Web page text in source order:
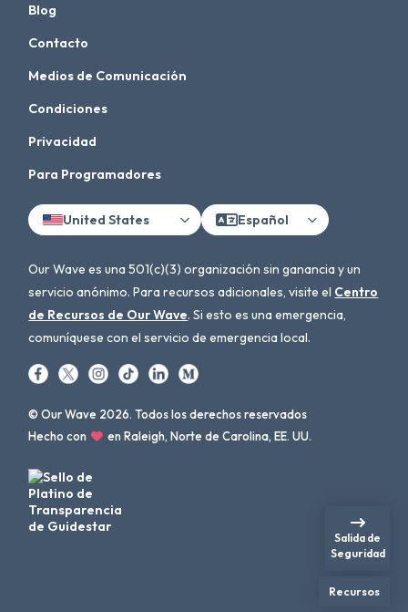
Blog
Contacto
Medios de Comunicación
Condiciones
Privacidad
Para Programadores
United States Español
Our Wave es una 501(c)(3) organización sin ganancia y un
servicio anónimo. Para recursos adicionales, visite el Centro
de Recursos de Our Wave. Si esto es una emergencia,
comuníquese con el servicio de emergencia local.
© Our Wave 2026. Todos los derechos reservados
Hecho con
en Raleigh, Norte de Carolina, EE. UU.
Salida de
Seguridad
Recursos